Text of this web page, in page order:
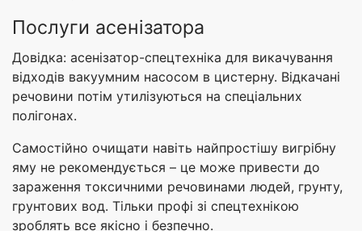
Послуги асенізатора
Довідка: асенізатор-спецтехніка для викачування
відходів вакуумним насосом в цистерну. Відкачані
речовини потім утилізуються на спеціальних
полігонах.
Самостійно очищати навіть найпростішу вигрібну
яму не рекомендується – це може привести до
зараження токсичними речовинами людей, грунту,
грунтових вод. Тільки профі зі спецтехнікою
зроблять все якісно і безпечно.